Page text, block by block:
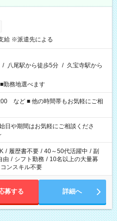
給 ※派遣先による
/ 八尾駅から徒歩5分 / 久宝寺駅から
務地選べます
もお気軽にご相
や期間はお気軽にご相談くださ
/ 履歴書不要 / 40～50代活躍中 / 副
由 / シフト勤務 / 10名以上の大量募
ンスキル不要
募する 詳細へ